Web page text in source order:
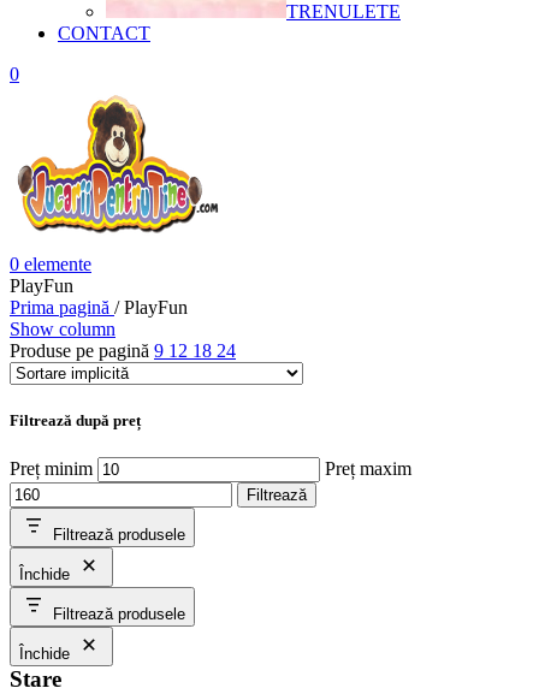
TRENULETE
CONTACT
0
0 elemente
PlayFun
Prima pagină / PlayFun
Show column
Produse pe pagină 9 12 18 24
Filtrează după preț
Preț minim Preț maxim
Filtrează
Filtrează produsele
Închide
Filtrează produsele
Închide
Stare